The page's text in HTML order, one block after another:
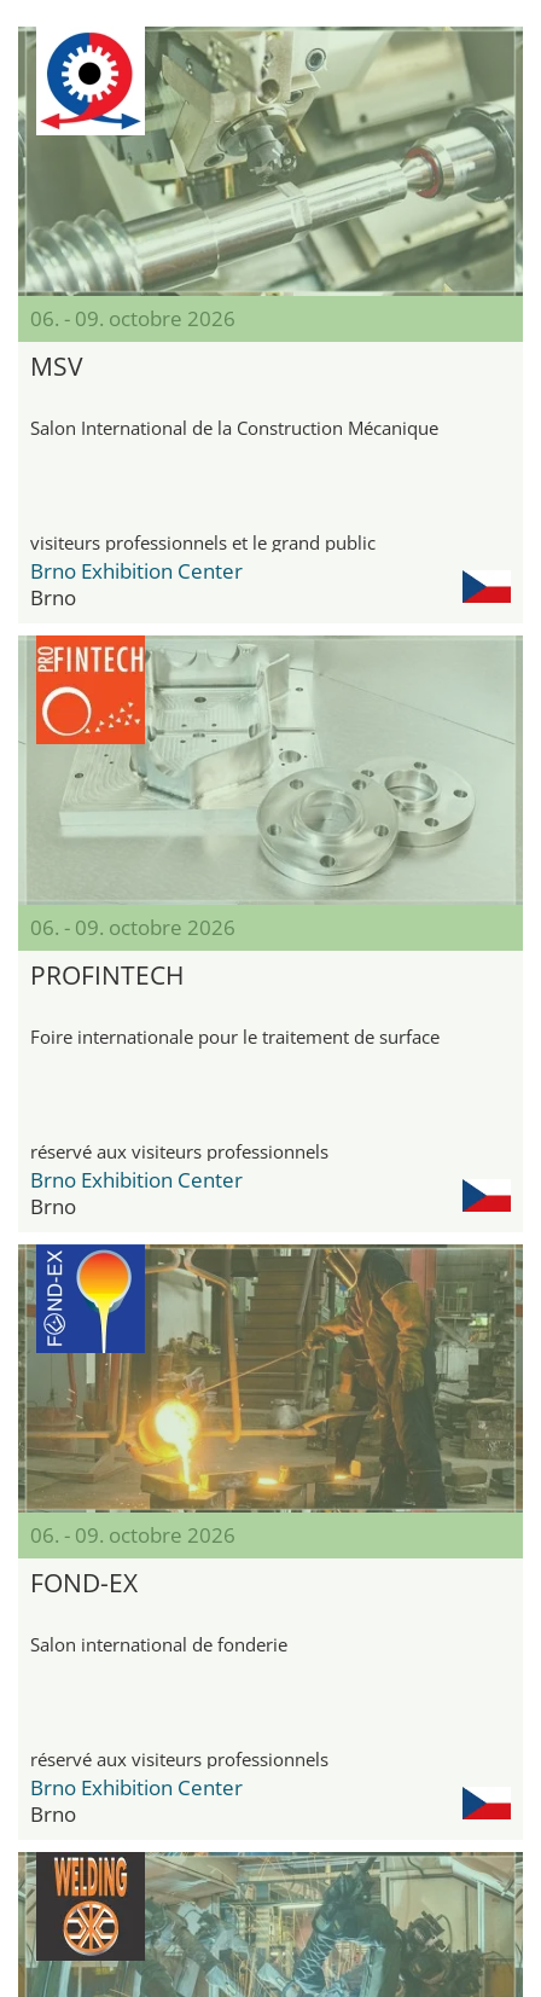
06. - 09. octobre 2026
MSV
Salon International de la Construction Mécanique
visiteurs professionnels et le grand public
Brno Exhibition Center
Brno
06. - 09. octobre 2026
PROFINTECH
Foire internationale pour le traitement de surface
réservé aux visiteurs professionnels
Brno Exhibition Center
Brno
06. - 09. octobre 2026
FOND-EX
Salon international de fonderie
réservé aux visiteurs professionnels
Brno Exhibition Center
Brno